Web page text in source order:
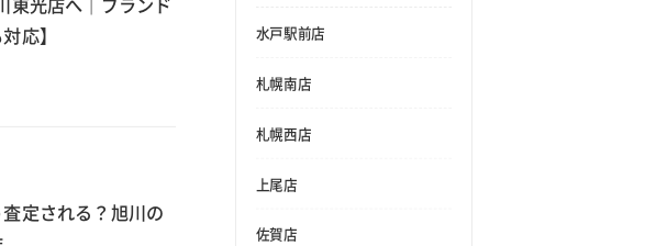
応】
定される？旭川の
水戸駅前店
札幌南店
札幌西店
上尾店
佐賀店